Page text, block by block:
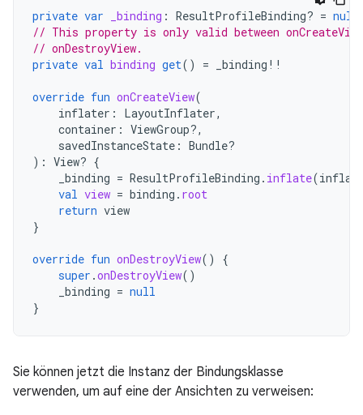
private var _binding : ResultProfileBinding? = null
// This property is only valid between
// onDestroyView.
private val binding get() = _binding !!
override fun onCreateView(
inflater : LayoutInflater,
container : ViewGroup?,
savedInstanceState : Bundle?
): View? {
_binding = ResultProfileBinding . inflate(
val view = binding . root
return view
}
override fun onDestroyView()
{
super .onDestroyView()
_binding = null
}
Sie können jetzt die Instanz der Bindungsklasse
verwenden, um auf eine der Ansichten zu verweisen: